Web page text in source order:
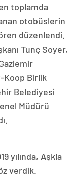
toplamda
otobüslerin
düzenlendi.
Tunç Soyer,
Koop Birlik
Belediyesi
Müdürü
yılında, Aşkla
verdik.